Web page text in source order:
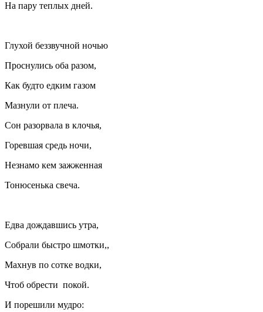
На пару теплых дней.
Глухой беззвучной ночью
Проснулись оба разом,
Как будто едким газом
Мазнули от плеча.
Сон разорвала в клочья,
Горевшая средь ночи,
Незнамо кем зажженная
Тонюсенька свеча.
Едва дождавшись утра,
Собрали быстро шмотки,,
Махнув по сотке водки,
Чтоб обрести покой.
И порешили мудро: